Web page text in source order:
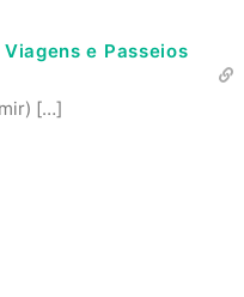
e Passeios
[…]